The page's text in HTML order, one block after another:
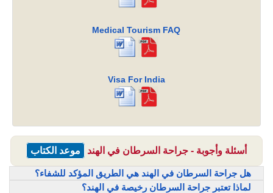
Medical Tourism FAQ
Visa For India
أسئلة وأجوبة - جراحة السرطان في الهند موعد الكتاب
هل جراحة السرطان في الهند هي الطريق المؤكد للشفاء؟
لماذا تعتبر جراحة السرطان رخيصة في الهند؟